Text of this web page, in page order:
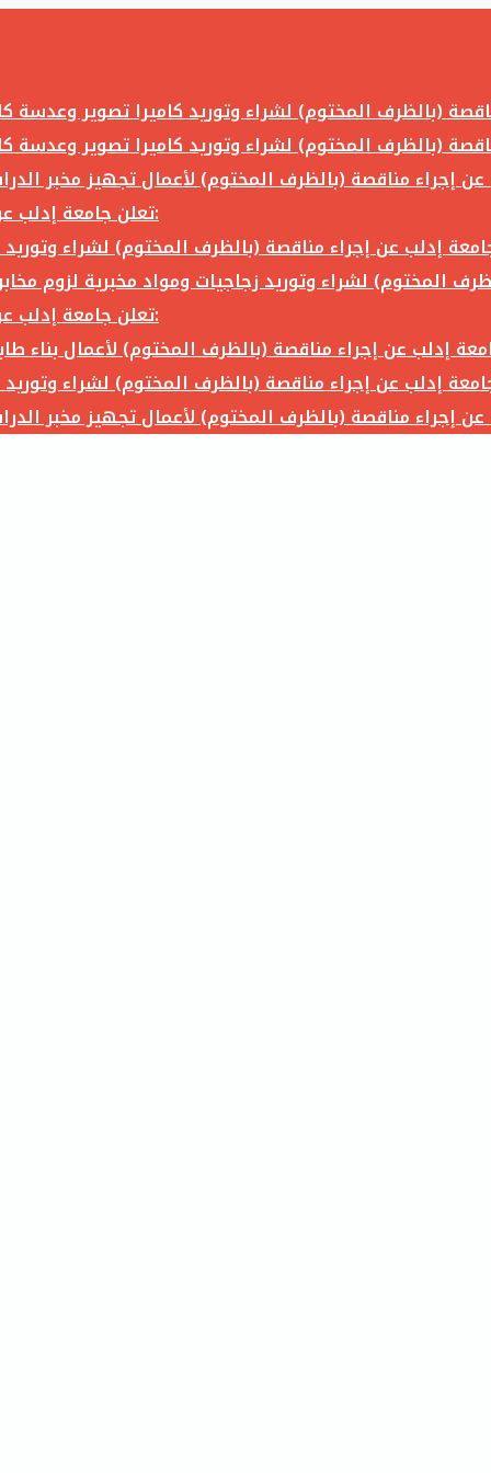
تعلن جامعة إدلب عن إجراء مناقصة (بالظرف المختوم) لشراء وتوريد ما يلي:
تعلن جامعة إدلب عن إجراء مناقصة (بالظرف المختوم) لشراء وتوريد ما يلي: